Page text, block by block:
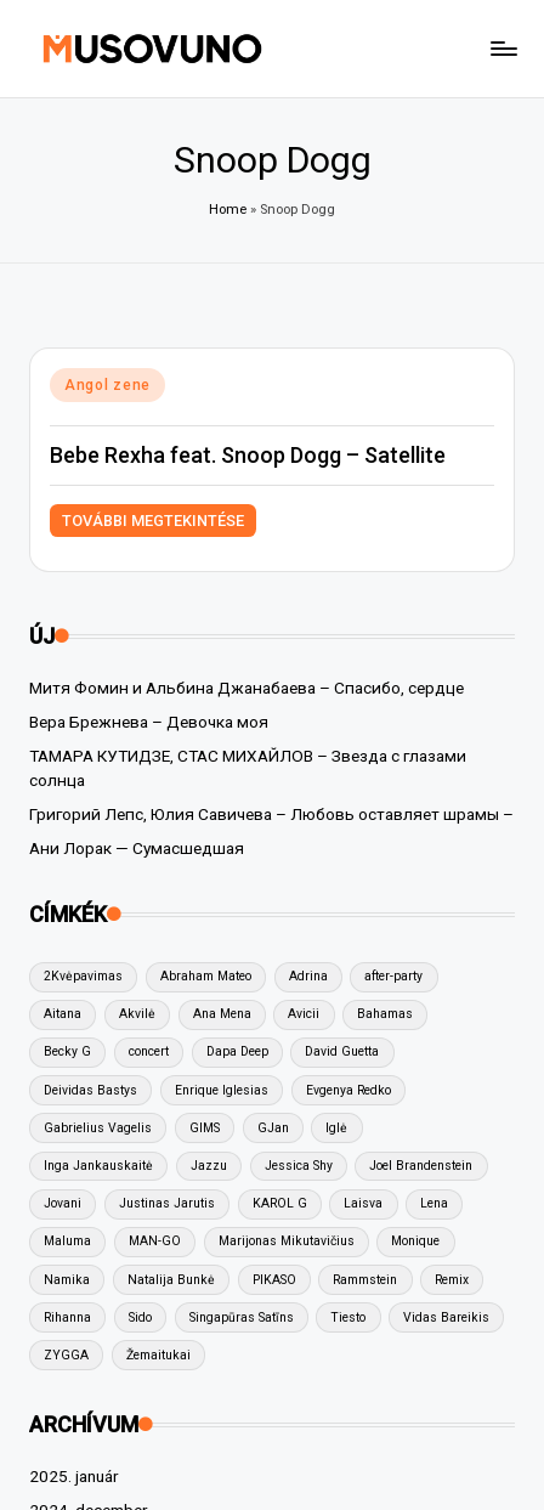
Snoop Dogg
Home » Snoop Dogg
Posted
in
Angol zene
Bebe Rexha feat. Snoop Dogg – Satellite
TOVÁBBI MEGTEKINTÉSE
ÚJ
Митя Фомин и Альбина Джанабаева – Спасибо, сердце
Вера Брежнева – Девочка моя
ТАМАРА КУТИДЗЕ, СТАС МИХАЙЛОВ – Звезда с глазами
солнца
Григорий Лепс, Юлия Савичева – Любовь оставляет шрамы –
Ани Лорак — Сумасшедшая
CÍMKÉK
2Kvėpavimas Abraham Mateo Adrina after-party
Aitana Akvilė Ana Mena Avicii Bahamas
Becky G concert Dapa Deep David Guetta
Deividas Bastys Enrique Iglesias Evgenya Redko
Gabrielius Vagelis GIMS GJan Iglė
Inga Jankauskaitė Jazzu Jessica Shy Joel Brandenstein
Jovani Justinas Jarutis KAROL G Laisva Lena
Maluma MAN-GO Marijonas Mikutavičius Monique
Namika Natalija Bunkė PIKASO Rammstein Remix
Rihanna Sido Singapūras Satīns Tiesto Vidas Bareikis
ZYGGA Žemaitukai
ARCHÍVUM
2025. január